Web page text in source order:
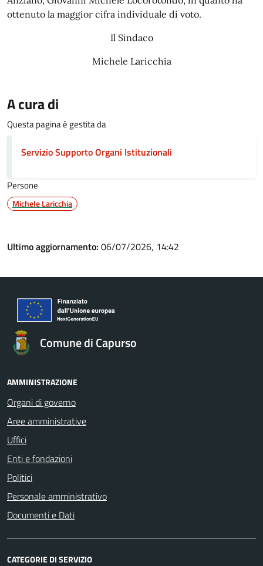
ottenuto la maggior cifra individuale di voto.
Il Sindaco
Michele Laricchia
A cura di
Questa pagina è gestita da
Servizio Supporto Organi Istituzionali
Persone
Michele Laricchia
Ultimo aggiornamento: 06/07/2026, 14:42
Comune di Capurso
AMMINISTRAZIONE
Organi di governo
Aree amministrative
Uffici
Enti e fondazioni
Politici
Personale amministrativo
Documenti e Dati
CATEGORIE DI SERVIZIO